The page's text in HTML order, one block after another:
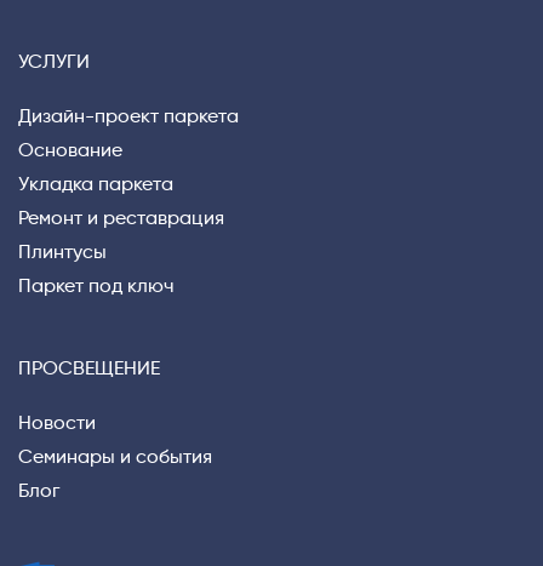
УСЛУГИ
Дизайн-проект паркета
Основание
Укладка паркета
Ремонт и реставрация
Плинтусы
Паркет под ключ
ПРОСВЕЩЕНИЕ
Новости
Семинары и события
Блог